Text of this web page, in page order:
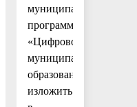
муниципальной
программы
«Цифровое
муниципальное
образование»
изложить